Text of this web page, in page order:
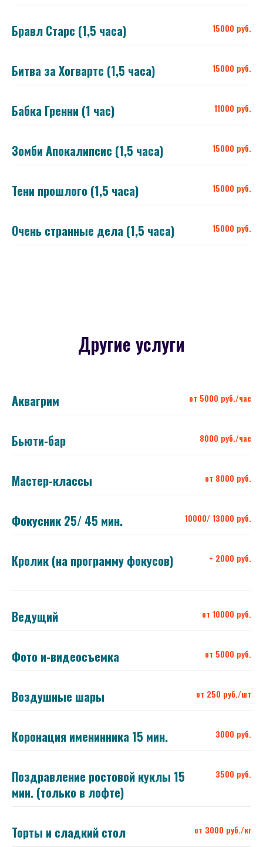
Бравл Старс (1,5 часа) 15000 руб.
Битва за Хогвартс (1,5 часа) 15000 руб.
Бабка Гренни (1 час) 11000 руб.
Зомби Апокалипсис (1,5 часа) 15000 руб.
Тени прошлого (1,5 часа) 15000 руб.
Очень странные дела (1,5 часа) 15000 руб.
Другие услуги
Аквагрим от 5000 руб./час
Бьюти-бар 8000 руб./час
Мастер-классы от 8000 руб.
Фокусник 25/ 45 мин. 10000/ 13000 руб.
Кролик (на программу фокусов) + 2000 руб.
Ведущий от 10000 руб.
Фото и-видеосъемка от 5000 руб.
Воздушные шары от 250 руб./шт
Коронация именинника 15 мин. 3000 руб.
Поздравление ростовой куклы 15
мин. (только в лофте)
3500 руб.
Торты и сладкий стол от 3000 руб./кг